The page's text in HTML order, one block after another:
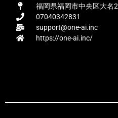
福岡県福岡市中央区大名
07040342831
support@one-ai.inc
https://one-ai.inc/